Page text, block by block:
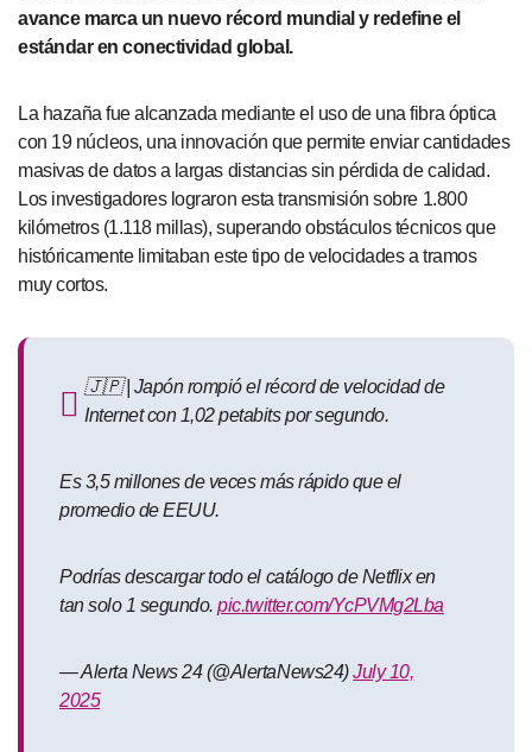
avance marca un nuevo récord mundial y redefine el
estándar en conectividad global.
La hazaña fue alcanzada mediante el uso de una fibra óptica
con 19 núcleos, una innovación que permite enviar cantidades
masivas de datos a largas distancias sin pérdida de calidad.
Los investigadores lograron esta transmisión sobre 1.800
kilómetros (1.118 millas), superando obstáculos técnicos que
históricamente limitaban este tipo de velocidades a tramos
muy cortos.
🇯🇵 | Japón rompió el récord de velocidad de
Internet con 1,02 petabits por segundo.
Es 3,5 millones de veces más rápido que el
promedio de EEUU.
Podrías descargar todo el catálogo de Netflix en
tan solo 1 segundo.pic.twitter.com/YcPVMg2Lba
— Alerta News 24 (@AlertaNews24)July 10,
2025